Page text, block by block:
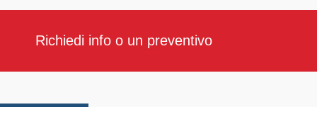
Richiedi info o un preventivo